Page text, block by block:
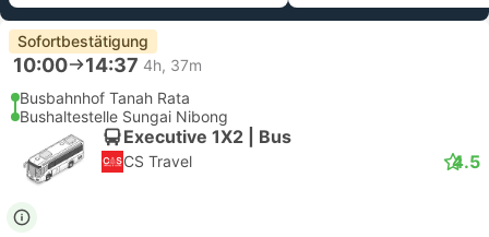
Sofortbestätigung
10:00 14:37 4h, 37m
Busbahnhof Tanah Rata
Bushaltestelle Sungai Nibong
Executive 1X2 | Bus
CS Travel 4.5